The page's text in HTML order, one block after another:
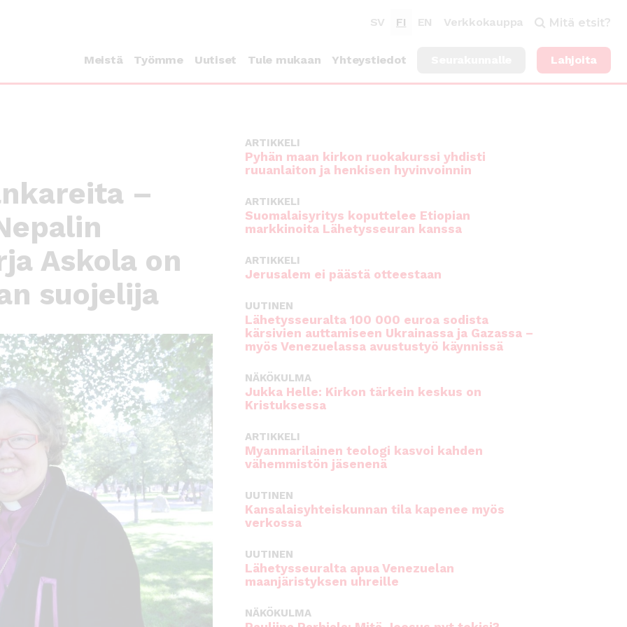
SV FI EN Verkkokauppa Mitä etsit?
Meistä Työmme Uutiset Tule mukaan Yhteystiedot Lahjoita
–
Askola on
suojelija
ARTIKKELI
Pyhän maan kirkon ruokakurssi yhdisti
ruuanlaiton ja henkisen hyvinvoinnin
ARTIKKELI
Suomalaisyritys koputtelee Etiopian
markkinoita Lähetysseuran kanssa
ARTIKKELI
Jerusalem ei päästä otteestaan
UUTINEN
Lähetysseuralta 100 000 euroa sodista
kärsivien auttamiseen Ukrainassa ja Gazassa –
myös Venezuelassa avustustyö käynnissä
NÄKÖKULMA
Jukka Helle: Kirkon tärkein keskus on
Kristuksessa
ARTIKKELI
Myanmarilainen teologi kasvoi kahden
vähemmistön jäsenenä
UUTINEN
Kansalaisyhteiskunnan tila kapenee myös
verkossa
UUTINEN
Lähetysseuralta apua Venezuelan
maanjäristyksen uhreille
NÄKÖKULMA